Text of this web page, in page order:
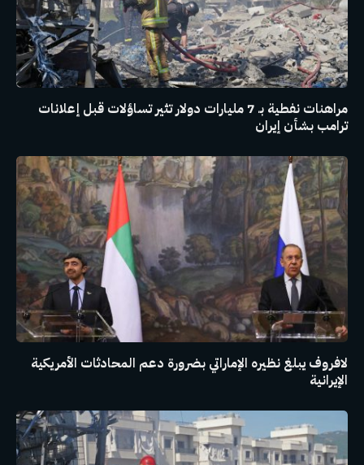
مراهنات نفطية بـ 7 مليارات دولار تثير تساؤلات قبل إعلانات
ترامب بشأن إيران
لافروف يبلغ نظيره الإماراتي بضرورة دعم المحادثات الأمريكية
الإيرانية